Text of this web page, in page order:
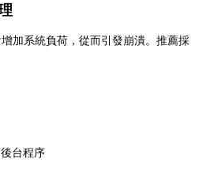
加系統負荷，從而引發崩潰。推薦採
台程序